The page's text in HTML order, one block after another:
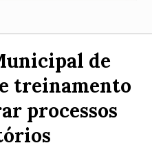
de
treinamento
processos